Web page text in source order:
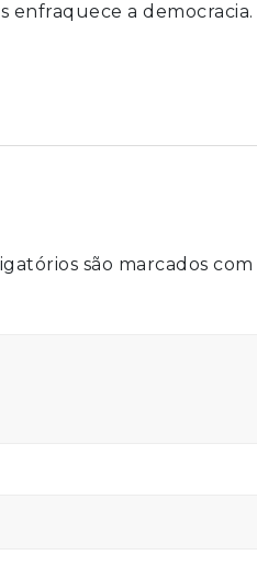
enfraquece a democracia.
são marcados com